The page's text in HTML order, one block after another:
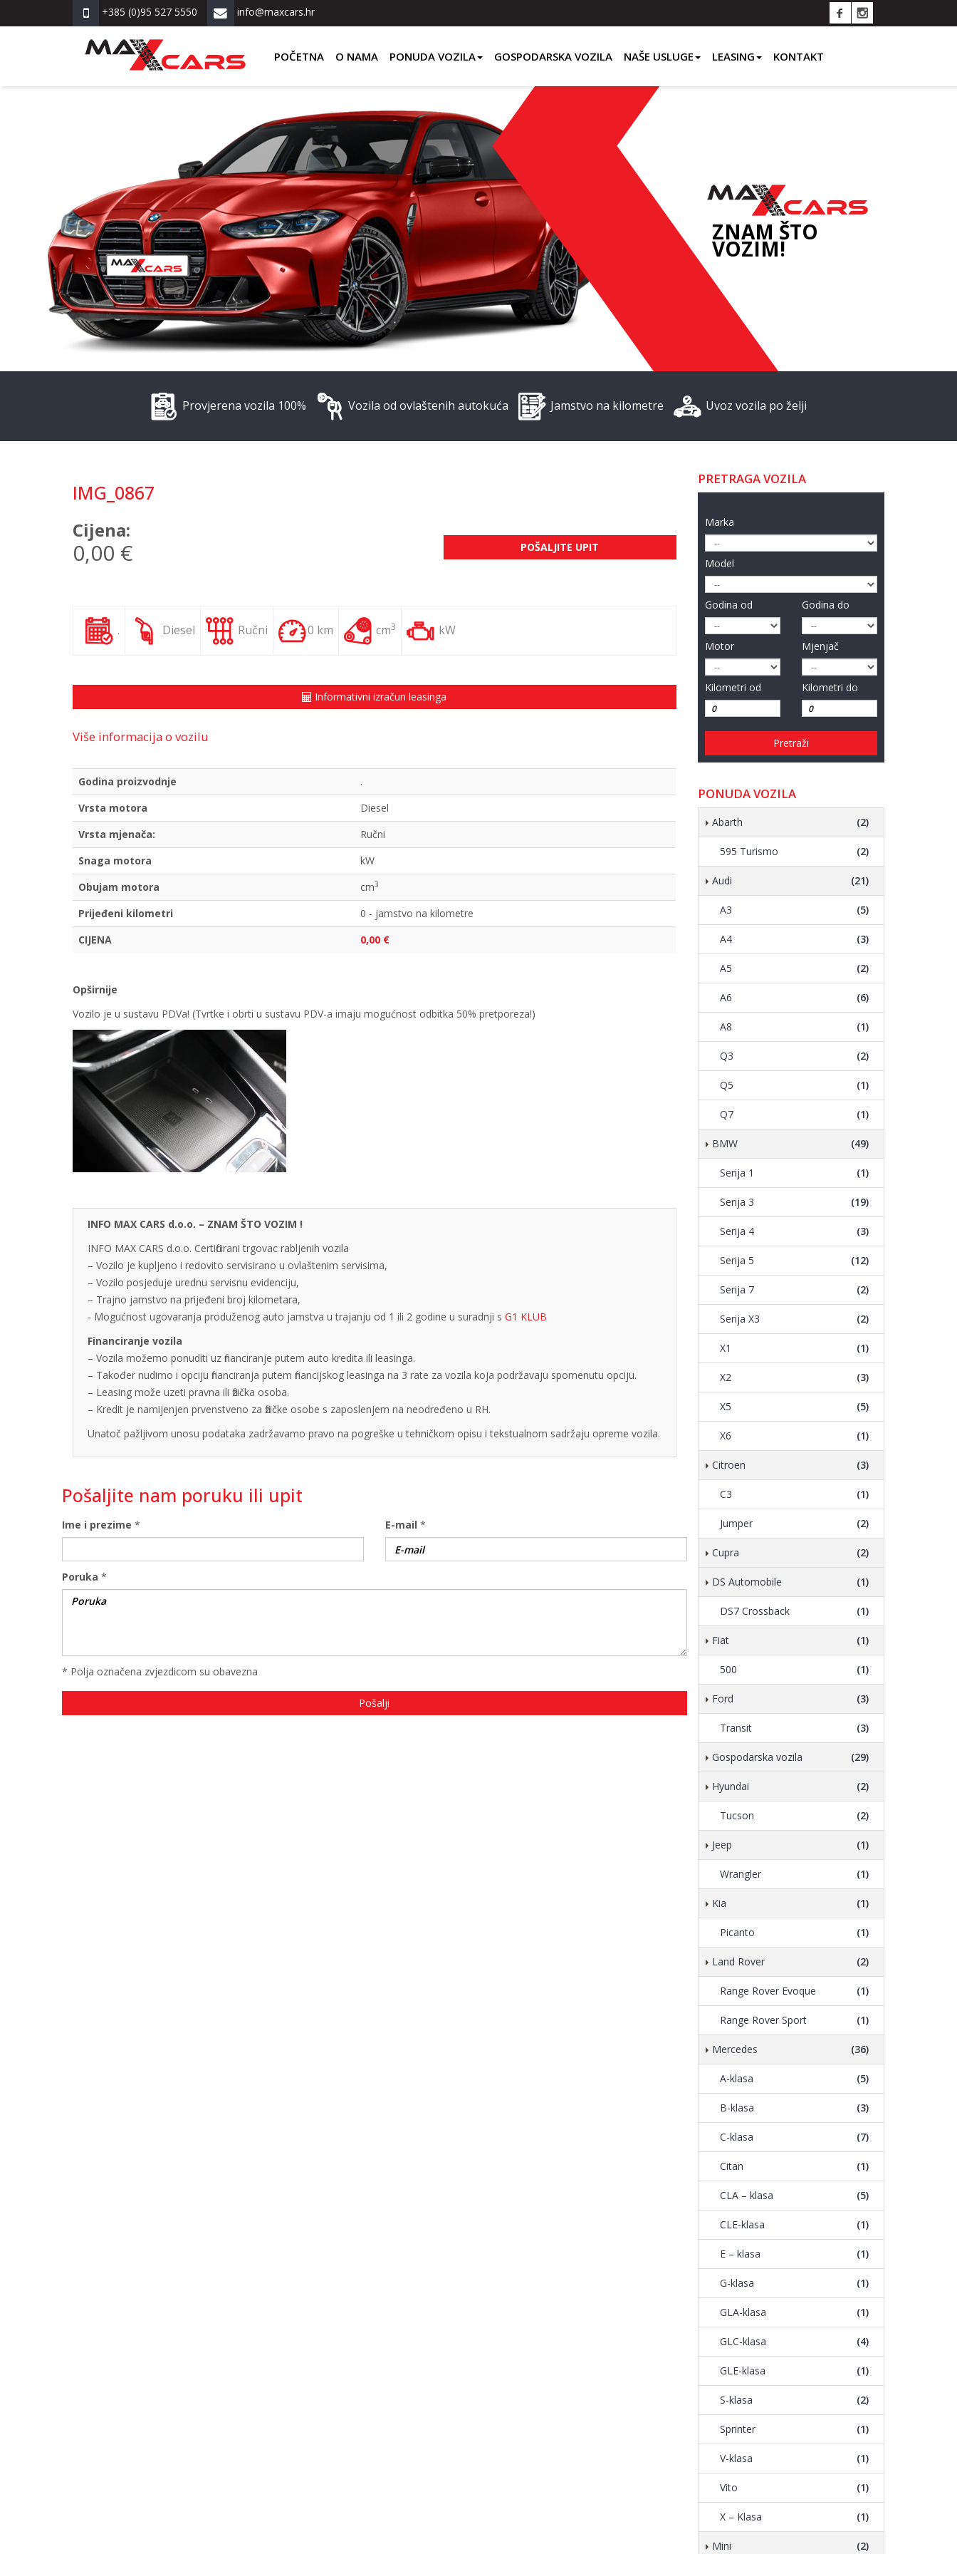
+385 (0)95 527 5550 info@maxcars.hr
POČETNA O NAMA PONUDA VOZILA GOSPODARSKA VOZILA NAŠE USLUGE LEASING KONTAKT
ZNAM ŠTO
VOZIM!
Provjerena vozila 100% Vozila od ovlaštenih autokuća Jamstvo na kilometre Uvoz vozila po želji
IMG_0867
Cijena:
0,00 € POŠALJITE UPIT
. Diesel Ručni 0 km cm3 kW
Informativni izračun leasinga
Više informacija o vozilu
Godina proizvodnje
.
Vrsta motora
Diesel
Vrsta mjenača:
Ručni
Snaga motora
kW
Obujam motora
cm3
Prijeđeni kilometri
0 - jamstvo na kilometre
CIJENA
0,00 €
Opširnije
Vozilo je u sustavu PDVa! (Tvrtke i obrti u sustavu PDV-a imaju mogućnost odbitka 50% pretporeza!)
INFO MAX CARS d.o.o. – ZNAM ŠTO VOZIM !
INFO MAX CARS d.o.o. Certificirani trgovac rabljenih vozila
– Vozilo je kupljeno i redovito servisirano u ovlaštenim servisima,
– Vozilo posjeduje urednu servisnu evidenciju,
– Trajno jamstvo na prijeđeni broj kilometara,
- Mogućnost ugovaranja produženog auto jamstva u trajanju od 1 ili 2 godine u suradnji s G1 KLUB
Financiranje vozila
– Vozila možemo ponuditi uz financiranje putem auto kredita ili leasinga.
– Također nudimo i opciju financiranja putem financijskog leasinga na 3 rate za vozila koja podržavaju spomenutu opciju.
– Leasing može uzeti pravna ili fizička osoba.
– Kredit je namijenjen prvenstveno za fizičke osobe s zaposlenjem na neodređeno u RH.
Unatoč pažljivom unosu podataka zadržavamo pravo na pogreške u tehničkom opisu i tekstualnom sadržaju opreme vozila.
Pošaljite nam poruku ili upit
Ime i prezime * E-mail *
Poruka *
* Polja označena zvjezdicom su obavezna
PRETRAGA VOZILA
Marka
Model
Godina od Godina do
Motor Mjenjač
Kilometri od Kilometri do
Pretraži
PONUDA VOZILA
Abarth (2)
595 Turismo (2)
Audi (21)
A3 (5)
A4 (3)
A5 (2)
A6 (6)
A8 (1)
Q3 (2)
Q5 (1)
Q7 (1)
BMW (49)
Serija 1 (1)
Serija 3 (19)
Serija 4 (3)
Serija 5 (12)
Serija 7 (2)
Serija X3 (2)
X1 (1)
X2 (3)
X5 (5)
X6 (1)
Citroen (3)
C3 (1)
Jumper (2)
Cupra (2)
DS Automobile (1)
DS7 Crossback (1)
Fiat (1)
500 (1)
Ford (3)
Transit (3)
Gospodarska vozila (29)
Hyundai (2)
Tucson (2)
Jeep (1)
Wrangler (1)
Kia (1)
Picanto (1)
Land Rover (2)
Range Rover Evoque (1)
Range Rover Sport (1)
Mercedes (36)
A-klasa (5)
B-klasa (3)
C-klasa (7)
Citan (1)
CLA – klasa (5)
CLE-klasa (1)
E – klasa (1)
G-klasa (1)
GLA-klasa (1)
GLC-klasa (4)
GLE-klasa (1)
S-klasa (2)
Sprinter (1)
V-klasa (1)
Vito (1)
X – Klasa (1)
Mini (2)